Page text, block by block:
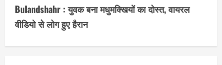
t
i
Bulandshahr : युवक बना मधुमक्खियों का दोस्त, वायरल
वीडियो से लोग हुए हैरान